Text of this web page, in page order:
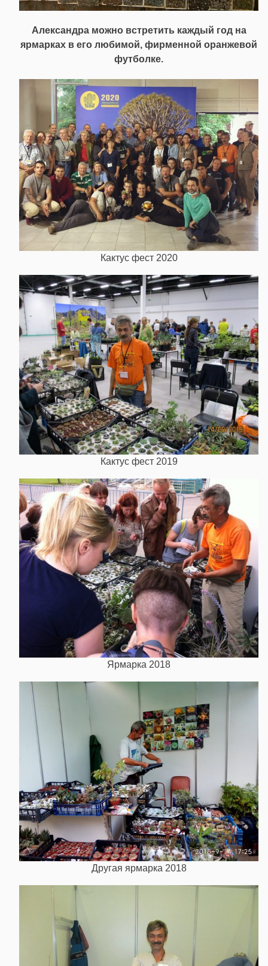
Александра можно встретить каждый год на
ярмарках в его любимой, фирменной оранжевой
футболке.
Кактус фест 2020
Кактус фест 2019
Ярмарка 2018
Другая ярмарка 2018